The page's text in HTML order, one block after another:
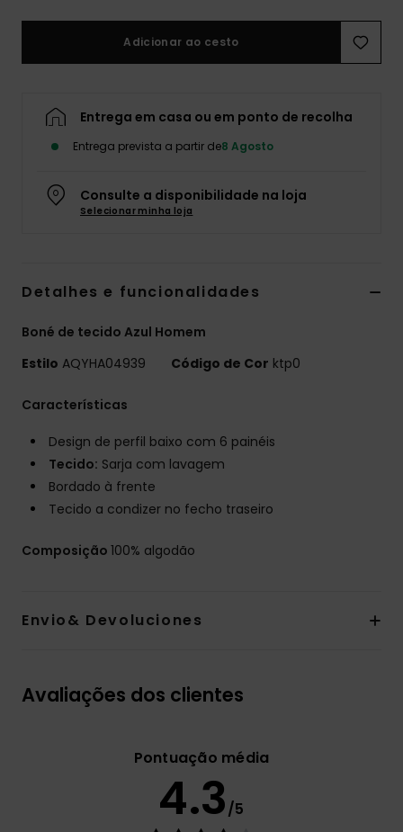
Adicionar ao cesto
Entrega em casa ou em ponto de recolha
Entrega prevista a partir de8 Agosto
Consulte a disponibilidade na loja
Selecionar minha loja
Detalhes e funcionalidades
Boné de tecido Azul Homem
Estilo AQYHA04939 Código de Cor ktp0
Características
Design de perfil baixo com 6 painéis
Tecido: Sarja com lavagem
Bordado à frente
Tecido a condizer no fecho traseiro
Composição 100% algodão
Envio& Devoluciones
Avaliações dos clientes
Pontuação média
4.3/5